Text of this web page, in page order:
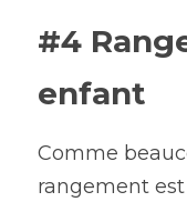
#4
enfant
Comme
rangement